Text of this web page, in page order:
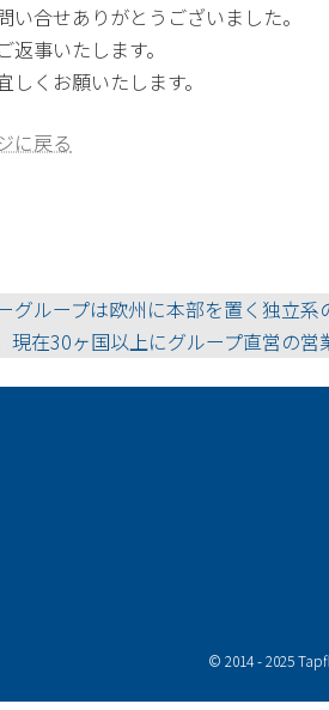
合せありがとうございました。
事いたします。
くお願いたします。
に戻る
グループは欧州に本部を置く独立
在30ヶ国以上にグループ直営の
© 2014 - 2025